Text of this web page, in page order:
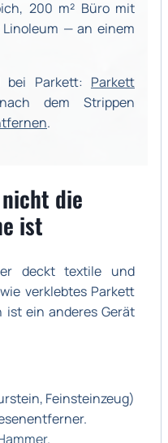
200 m² Büro mit
— an einem
bei Parkett: Parkett
dem Strippen
.
die
ist
deckt textile und
verklebtes Parkett
ist ein anderes Gerät
Feinsteinzeug)
.